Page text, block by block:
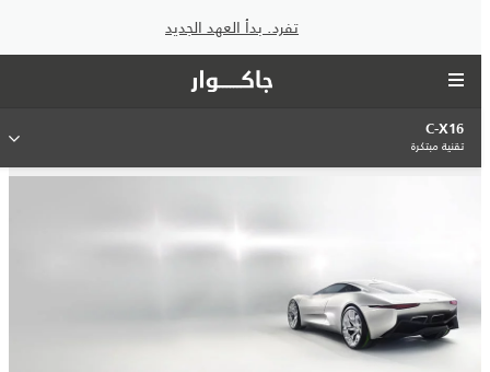
تفرد. بدأ العهد الجديد
C-X16
تقنية مبتكرة